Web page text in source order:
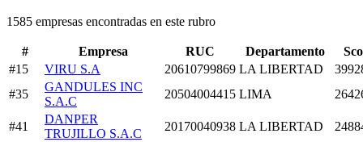
1585 empresas encontradas en este rubro
# Empresa RUC Departamento
#15
VIRU S.A 20610799869 LA LIBERTAD
#35
GANDULES INC
S.A.C
20504004415 LIMA
#41
DANPER
TRUJILLO S.A.C
20170040938 LA LIBERTAD